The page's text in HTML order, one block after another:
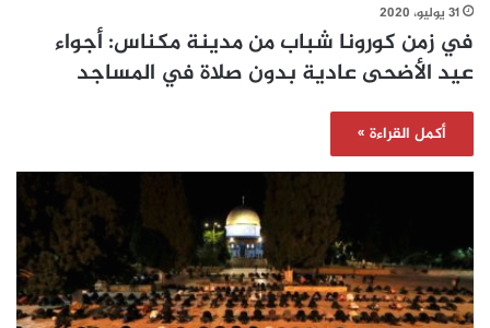
31 يوليو، 2020
في زمن كورونا شباب من مدينة مكناس: أجواء
عيد الأضحى عادية بدون صلاة في المساجد
أكمل القراءة »